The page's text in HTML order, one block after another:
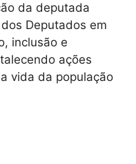
da deputada
Deputados em
inclusão e
ações
vida da população